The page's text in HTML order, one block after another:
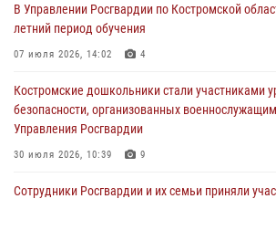
Костромские росгвардейцы стали участниками
посвященной памятным историческим событиям
В Управлении Росгвардии по Костромской
летний период обучения
07 июля 2026, 14:02 4
Костромские дошкольники стали участниками
безопасности, организованных
Управления Росгвардии
30 июля 2026, 10:39 9
Cотрудники Росгвардии и их семьи приняли